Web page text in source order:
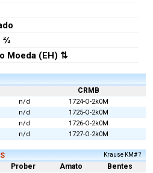
⅔
Moeda (EH) ⇅
CRMB
n/d
1724-O-2k0M
n/d
1725-O-2k0M
n/d
1726-O-2k0M
n/d 1727-O-2k0M
Krause KM# ?
Prober Amato Bentes